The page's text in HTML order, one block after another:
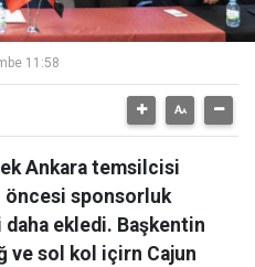
11:58
Ankara temsilcisi
sponsorluk
daha ekledi. Başkentin
ve sol kol içirn Cajun